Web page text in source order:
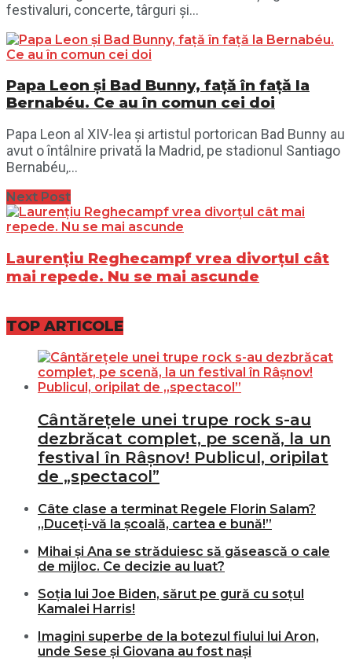
festivaluri, concerte, târguri și...
Papa Leon și Bad Bunny, față în față la
Bernabéu. Ce au în comun cei doi
Papa Leon al XIV-lea și artistul portorican Bad Bunny au
avut o întâlnire privată la Madrid, pe stadionul Santiago
Bernabéu,...
Next Post
Laurențiu Reghecampf vrea divorțul cât
mai repede. Nu se mai ascunde
TOP ARTICOLE
Cântărețele unei trupe rock s-au
dezbrăcat complet, pe scenă, la un
festival în Râșnov! Publicul, oripilat
de „spectacol”
Câte clase a terminat Regele Florin Salam?
„Duceți-vă la școală, cartea e bună!”
Mihai și Ana se străduiesc să găsească o cale
de mijloc. Ce decizie au luat?
Soția lui Joe Biden, sărut pe gură cu soțul
Kamalei Harris!
Imagini superbe de la botezul fiului lui Aron,
unde Sese și Giovana au fost nași